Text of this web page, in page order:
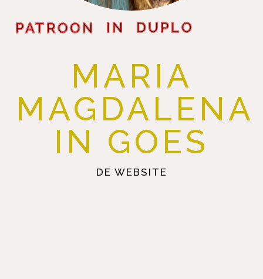
PATROON IN DUPLO
MARIA
MAGDALENA
IN GOES
DE WEBSITE